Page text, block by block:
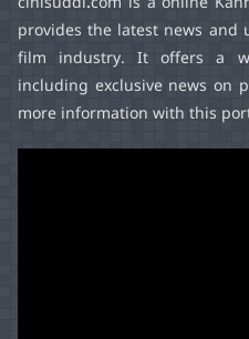
cinisuddi.com is a online
provides the latest news and
film industry. It offers a
including exclusive news on
more information with this